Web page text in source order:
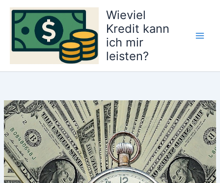
Zum
springen
Wieviel
Kredit kann
ich mir
leisten?